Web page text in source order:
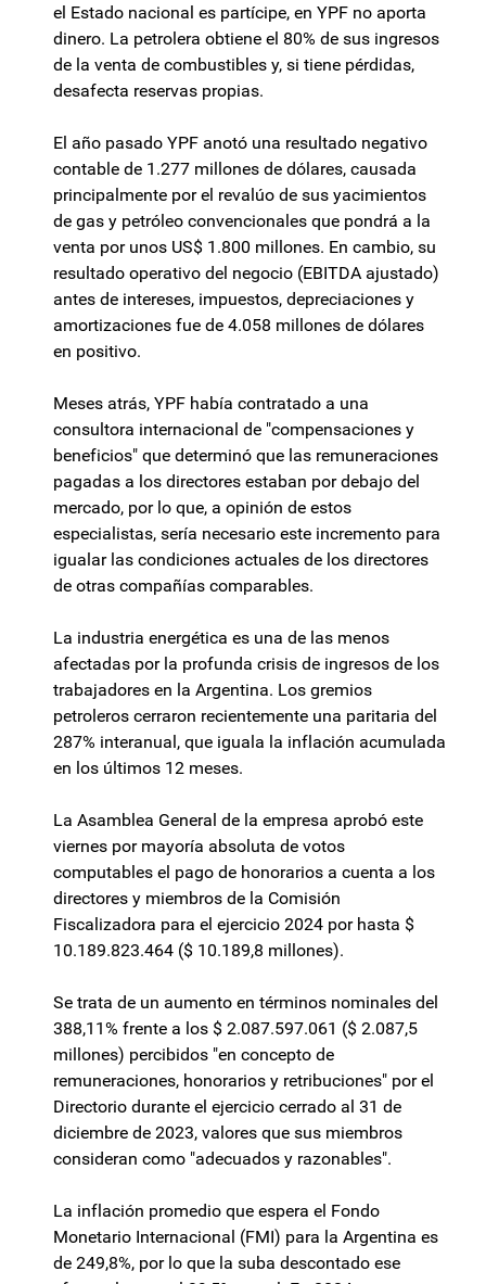
el Estado nacional es partícipe, en YPF no aporta
dinero. La petrolera obtiene el 80% de sus ingresos
de la venta de combustibles y, si tiene pérdidas,
desafecta reservas propias.
El año pasado YPF anotó una resultado negativo
contable de 1.277 millones de dólares, causada
principalmente por el revalúo de sus yacimientos
de gas y petróleo convencionales que pondrá a la
venta por unos US$ 1.800 millones. En cambio, su
resultado operativo del negocio (EBITDA ajustado)
antes de intereses, impuestos, depreciaciones y
amortizaciones fue de 4.058 millones de dólares
en positivo.
Meses atrás, YPF había contratado a una
consultora internacional de "compensaciones y
beneficios" que determinó que las remuneraciones
pagadas a los directores estaban por debajo del
mercado, por lo que, a opinión de estos
especialistas, sería necesario este incremento para
igualar las condiciones actuales de los directores
de otras compañías comparables.
La industria energética es una de las menos
afectadas por la profunda crisis de ingresos de los
trabajadores en la Argentina. Los gremios
petroleros cerraron recientemente una paritaria del
287% interanual, que iguala la inflación acumulada
en los últimos 12 meses.
La Asamblea General de la empresa aprobó este
viernes por mayoría absoluta de votos
computables el pago de honorarios a cuenta a los
directores y miembros de la Comisión
Fiscalizadora para el ejercicio 2024 por hasta $
10.189.823.464 ($ 10.189,8 millones).
Se trata de un aumento en términos nominales del
388,11% frente a los $ 2.087.597.061 ($ 2.087,5
millones) percibidos "en concepto de
remuneraciones, honorarios y retribuciones" por el
Directorio durante el ejercicio cerrado al 31 de
diciembre de 2023, valores que sus miembros
consideran como "adecuados y razonables".
La inflación promedio que espera el Fondo
Monetario Internacional (FMI) para la Argentina es
de 249,8%, por lo que la suba descontado ese